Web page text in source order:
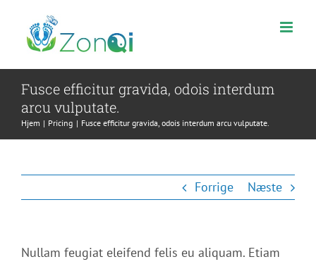
content
Fusce efficitur gravida, odois interdum
arcu vulputate.
Hjem Pricing Fusce efficitur gravida, odois interdum arcu vulputate.
Forrige Næste
Nullam feugiat eleifend felis eu aliquam. Etiam